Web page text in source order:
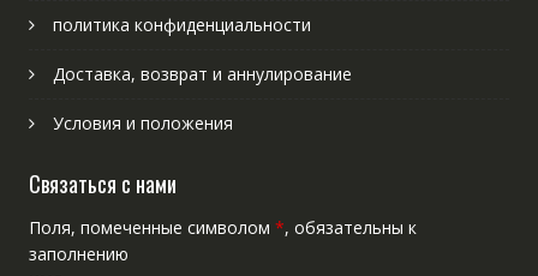
политика конфиденциальности
Доставка, возврат и аннулирование
Условия и положения
Связаться с нами
Поля, помеченные символом *, обязательны к
заполнению